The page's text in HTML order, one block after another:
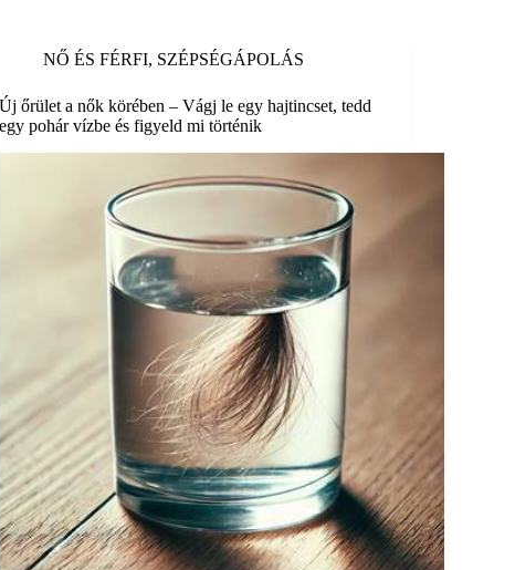
NŐ ÉS FÉRFI, SZÉPSÉGÁPOLÁS
Új őrület a nők körében – Vágj le egy hajtincset, tedd
egy pohár vízbe és figyeld mi történik